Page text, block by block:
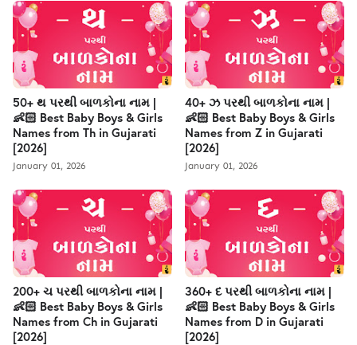
50+ થ પરથી બાળકોના નામ |
👶🏻 Best Baby Boys & Girls
Names from Th in Gujarati
[2026]
January 01, 2026
40+ ઝ પરથી બાળકોના નામ |
👶🏻 Best Baby Boys & Girls
Names from Z in Gujarati
[2026]
January 01, 2026
200+ ચ પરથી બાળકોના નામ |
👶🏻 Best Baby Boys & Girls
Names from Ch in Gujarati
[2026]
360+ દ પરથી બાળકોના નામ |
👶🏻 Best Baby Boys & Girls
Names from D in Gujarati
[2026]